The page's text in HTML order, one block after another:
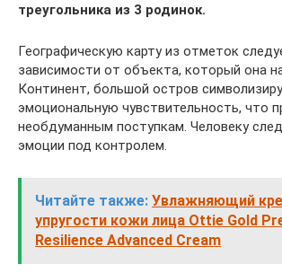
треугольника из 3 родинок.
Географическую карту из отметок
зависимости от объекта, который она
Континент, большой остров
эмоциональную чувствительность, что
необдуманным поступкам. Человеку
эмоции под контролем.
Читайте также: Увлажняющий
упругости кожи лица Ottie Gold
Resilience Advanced Cream